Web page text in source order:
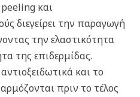
και
διεγείρει την παραγωγή
την ελαστικότητα
της επιδερμίδας.
και το
πριν το τέλος